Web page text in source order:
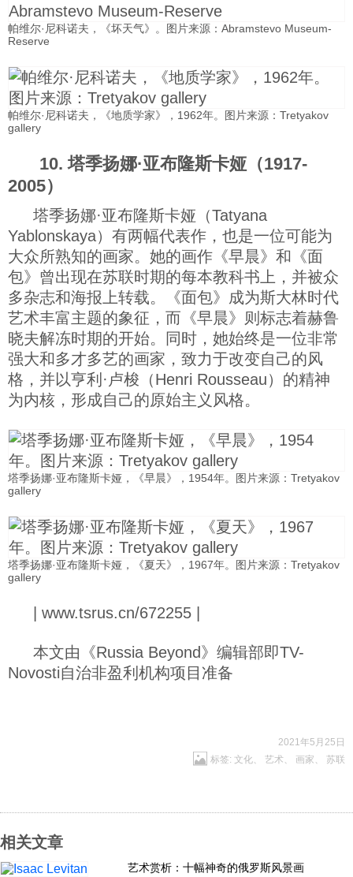
帕维尔·尼科诺夫，《坏天气》。图片来源：Abramstevo Museum-
Reserve
帕维尔·尼科诺夫，《地质学家》，1962年。图片来源：Tretyakov
gallery
10. 塔季扬娜·亚布隆斯卡娅（1917-
2005）
塔季扬娜·亚布隆斯卡娅（Tatyana
Yablonskaya）有两幅代表作，也是一位可能为
大众所熟知的画家。她的画作《早晨》和《面
包》曾出现在苏联时期的每本教科书上，并被众
多杂志和海报上转载。《面包》成为斯大林时代
艺术丰富主题的象征，而《早晨》则标志着赫鲁
晓夫解冻时期的开始。同时，她始终是一位非常
强大和多才多艺的画家，致力于改变自己的风
格，并以亨利·卢梭（Henri Rousseau）的精神
为内核，形成自己的原始主义风格。
塔季扬娜·亚布隆斯卡娅，《早晨》，1954年。图片来源：Tretyakov
gallery
塔季扬娜·亚布隆斯卡娅，《夏天》，1967年。图片来源：Tretyakov
gallery
| www.tsrus.cn/672255 |
本文由《Russia Beyond》编辑部即TV-
Novosti自治非盈利机构项目准备
2021年5月25日
标签: 文化、 艺术、 画家 、 苏联
相关文章
艺术赏析：十幅神奇的俄罗斯风景画